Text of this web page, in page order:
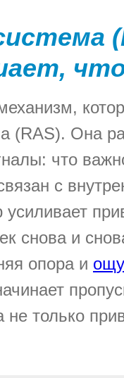
(RAS). Она
что
с
снова и
опора и
не только